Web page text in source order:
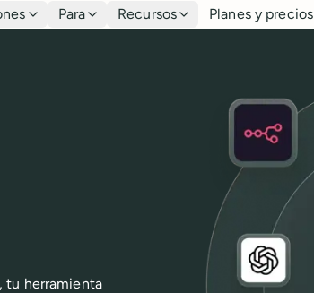
Para Recursos Planes y precios
tu herramienta